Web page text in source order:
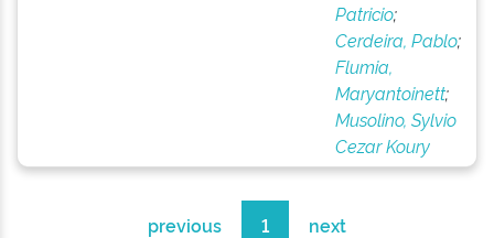
Patricio;
Cerdeira, Pablo;
Flumia,
Maryantoinett;
Musolino, Sylvio
Cezar Koury
previous 1 next